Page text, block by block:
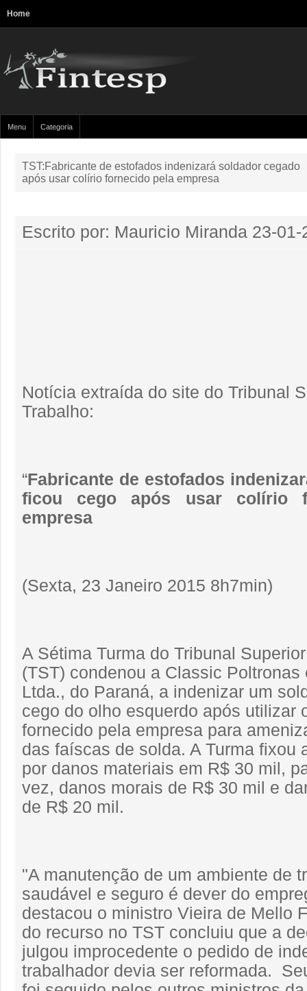
Home
Menu Categoria
TST:Fabricante de estofados indenizará soldador cegado
após usar colírio fornecido pela empresa
Escrito por: Mauricio Miranda 23-01-
Notícia extraída do site do Tribunal
Trabalho:
“Fabricante de estofados
ficou cego após usar colírio
empresa
(Sexta, 23 Janeiro 2015 8h7min)
A Sétima Turma do Tribunal
(TST) condenou a Classic Poltronas
Ltda., do Paraná, a indenizar um
cego do olho esquerdo após utilizar
fornecido pela empresa para
das faíscas de solda. A Turma fixou
por danos materiais em R$ 30 mil,
vez, danos morais de R$ 30 mil e
de R$ 20 mil.
"A manutenção de um ambiente de
saudável e seguro é dever do
destacou o ministro Vieira de Mello
do recurso no TST concluiu que a
julgou improcedente o pedido de
trabalhador devia ser reformada.